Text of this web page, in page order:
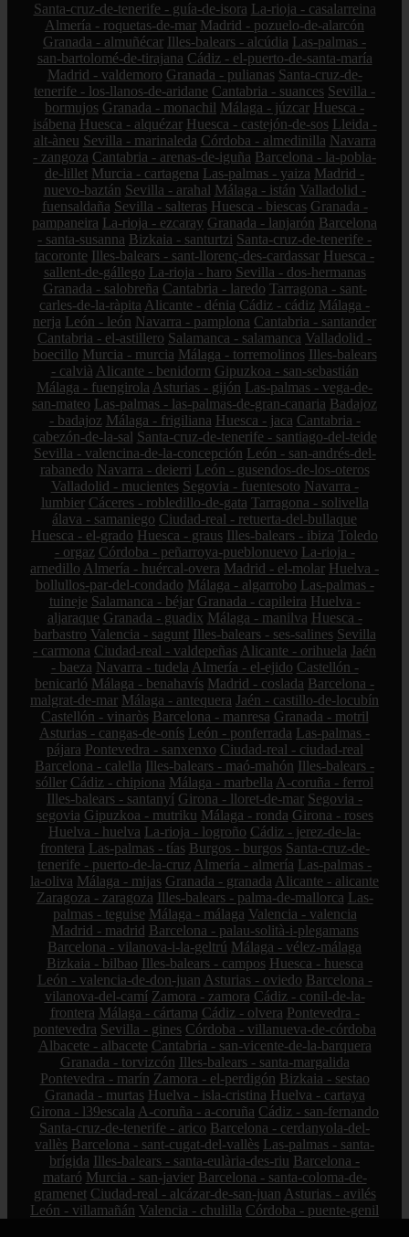
Santa-cruz-de-tenerife - guía-de-isora La-rioja - casalarreina
Almería - roquetas-de-mar Madrid - pozuelo-de-alarcón
Granada - almuñécar Illes-balears - alcúdia Las-palmas -
san-bartolomé-de-tirajana Cádiz - el-puerto-de-santa-maría
Madrid - valdemoro Granada - pulianas Santa-cruz-de-
tenerife - los-llanos-de-aridane Cantabria - suances Sevilla -
bormujos Granada - monachil Málaga - júzcar Huesca -
isábena Huesca - alquézar Huesca - castejón-de-sos Lleida -
alt-àneu Sevilla - marinaleda Córdoba - almedinilla Navarra
- zangoza Cantabria - arenas-de-iguña Barcelona - la-pobla-
de-lillet Murcia - cartagena Las-palmas - yaiza Madrid -
nuevo-baztán Sevilla - arahal Málaga - istán Valladolid -
fuensaldaña Sevilla - salteras Huesca - biescas Granada -
pampaneira La-rioja - ezcaray Granada - lanjarón Barcelona
- santa-susanna Bizkaia - santurtzi Santa-cruz-de-tenerife -
tacoronte Illes-balears - sant-llorenç-des-cardassar Huesca -
sallent-de-gállego La-rioja - haro Sevilla - dos-hermanas
Granada - salobreña Cantabria - laredo Tarragona - sant-
carles-de-la-ràpita Alicante - dénia Cádiz - cádiz Málaga -
nerja León - león Navarra - pamplona Cantabria - santander
Cantabria - el-astillero Salamanca - salamanca Valladolid -
boecillo Murcia - murcia Málaga - torremolinos Illes-balears
- calvià Alicante - benidorm Gipuzkoa - san-sebastián
Málaga - fuengirola Asturias - gijón Las-palmas - vega-de-
san-mateo Las-palmas - las-palmas-de-gran-canaria Badajoz
- badajoz Málaga - frigiliana Huesca - jaca Cantabria -
cabezón-de-la-sal Santa-cruz-de-tenerife - santiago-del-teide
Sevilla - valencina-de-la-concepción León - san-andrés-del-
rabanedo Navarra - deierri León - gusendos-de-los-oteros
Valladolid - mucientes Segovia - fuentesoto Navarra -
lumbier Cáceres - robledillo-de-gata Tarragona - solivella
álava - samaniego Ciudad-real - retuerta-del-bullaque
Huesca - el-grado Huesca - graus Illes-balears - ibiza Toledo
- orgaz Córdoba - peñarroya-pueblonuevo La-rioja -
arnedillo Almería - huércal-overa Madrid - el-molar Huelva -
bollullos-par-del-condado Málaga - algarrobo Las-palmas -
tuineje Salamanca - béjar Granada - capileira Huelva -
aljaraque Granada - guadix Málaga - manilva Huesca -
barbastro Valencia - sagunt Illes-balears - ses-salines Sevilla
- carmona Ciudad-real - valdepeñas Alicante - orihuela Jaén
- baeza Navarra - tudela Almería - el-ejido Castellón -
benicarló Málaga - benahavís Madrid - coslada Barcelona -
malgrat-de-mar Málaga - antequera Jaén - castillo-de-locubín
Castellón - vinaròs Barcelona - manresa Granada - motril
Asturias - cangas-de-onís León - ponferrada Las-palmas -
pájara Pontevedra - sanxenxo Ciudad-real - ciudad-real
Barcelona - calella Illes-balears - maó-mahón Illes-balears -
sóller Cádiz - chipiona Málaga - marbella A-coruña - ferrol
Illes-balears - santanyí Girona - lloret-de-mar Segovia -
segovia Gipuzkoa - mutriku Málaga - ronda Girona - roses
Huelva - huelva La-rioja - logroño Cádiz - jerez-de-la-
frontera Las-palmas - tías Burgos - burgos Santa-cruz-de-
tenerife - puerto-de-la-cruz Almería - almería Las-palmas -
la-oliva Málaga - mijas Granada - granada Alicante - alicante
Zaragoza - zaragoza Illes-balears - palma-de-mallorca Las-
palmas - teguise Málaga - málaga Valencia - valencia
Madrid - madrid Barcelona - palau-solità-i-plegamans
Barcelona - vilanova-i-la-geltrú Málaga - vélez-málaga
Bizkaia - bilbao Illes-balears - campos Huesca - huesca
León - valencia-de-don-juan Asturias - oviedo Barcelona -
vilanova-del-camí Zamora - zamora Cádiz - conil-de-la-
frontera Málaga - cártama Cádiz - olvera Pontevedra -
pontevedra Sevilla - gines Córdoba - villanueva-de-córdoba
Albacete - albacete Cantabria - san-vicente-de-la-barquera
Granada - torvizcón Illes-balears - santa-margalida
Pontevedra - marín Zamora - el-perdigón Bizkaia - sestao
Granada - murtas Huelva - isla-cristina Huelva - cartaya
Girona - l39escala A-coruña - a-coruña Cádiz - san-fernando
Santa-cruz-de-tenerife - arico Barcelona - cerdanyola-del-
vallès Barcelona - sant-cugat-del-vallès Las-palmas - santa-
brígida Illes-balears - santa-eulària-des-riu Barcelona -
mataró Murcia - san-javier Barcelona - santa-coloma-de-
gramenet Ciudad-real - alcázar-de-san-juan Asturias - avilés
León - villamañán Valencia - chulilla Córdoba - puente-genil